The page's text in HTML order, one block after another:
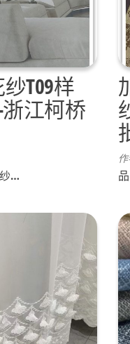
T09样
江柯桥
…